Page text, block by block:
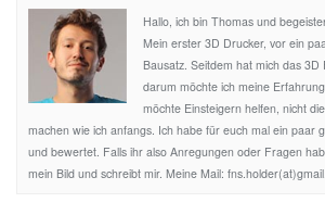
Hallo, ich bin Thomas und
Mein erster 3D Drucker, vor ein
Bausatz. Seitdem hat mich das
darum möchte ich meine
möchte Einsteigern helfen, nicht
machen wie ich anfangs. Ich habe für euch mal ein paar
und bewertet. Falls ihr also Anregungen oder Fragen
mein Bild und schreibt mir. Meine Mail: